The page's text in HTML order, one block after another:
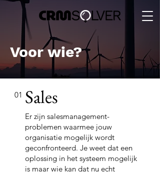
Voor wie?
01 Sales
​Er zijn salesmanagement-
problemen waarmee jouw
organisatie mogelijk wordt
geconfronteerd. Je weet dat een
oplossing in het systeem mogelijk
is maar wie kan dat nu echt